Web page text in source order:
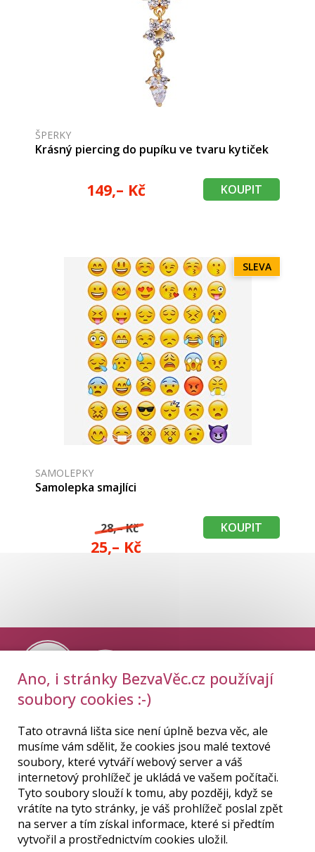
ŠPERKY
Krásný piercing do pupíku ve tvaru kytiček
149,– Kč KOUPIT
SLEVA
SAMOLEPKY
Samolepka smajlíci
28,– Kč
25,– Kč
KOUPIT
DOPORUČUJEME:
Cyklo Bečica|
Ano, i stránky BezvaVěc.cz používají
soubory cookies :-)
Tato otravná lišta sice není úplně bezva věc, ale
musíme vám sdělit, že cookies jsou malé textové
soubory, které vytváří webový server a váš
internetový prohlížeč je ukládá ve vašem počítači.
Tyto soubory slouží k tomu, aby později, když se
vrátíte na tyto stránky, je váš prohlížeč poslal zpět
na server a tím získal informace, které si předtím
vytvořil a prostřednictvím cookies uložil.